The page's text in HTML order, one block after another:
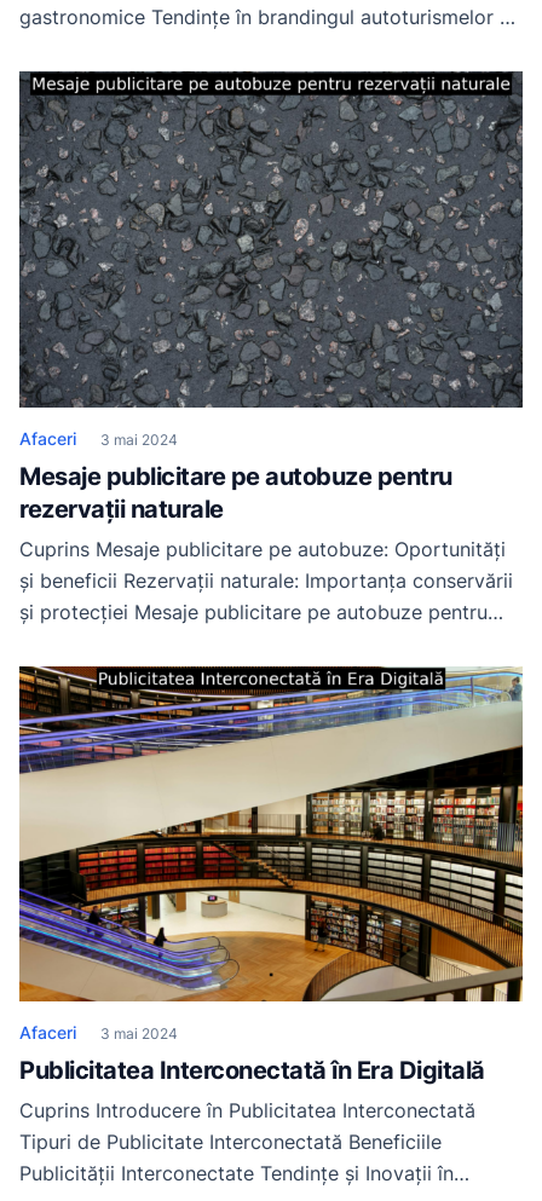
gastronomice Tendințe în brandingul autoturismelor de
creezi un brand puternic pentru autoturisme de
închiriat pentru evenimente gastronomice Experiența
clienților și brandingul autoturismelor de închiriat
pentru evenimente gastronomice Viitorul brandingului
în industria autoturismelor de închiriat pentru
evenimente gastronomice Importanța brandingului […]
Afaceri 3 mai 2024
Mesaje publicitare pe autobuze pentru
rezervații naturale
Cuprins Mesaje publicitare pe autobuze: Oportunități
și beneficii Rezervații naturale: Importanța conservării
și protecției Mesaje publicitare pe autobuze pentru
Concluzii și recomandări Mesaje publicitare pe
autobuze: Oportunități și beneficii Importanța
mesajelor publicitare pe autobuze este dată de faptul
că acestea sunt o modalitate eficientă de a ajunge la
Afaceri 3 mai 2024
Publicitatea Interconectată în Era Digitală
Cuprins Introducere în Publicitatea Interconectată
Tipuri de Publicitate Interconectată Beneficiile
Publicității Interconectate Tendințe și Inovații în